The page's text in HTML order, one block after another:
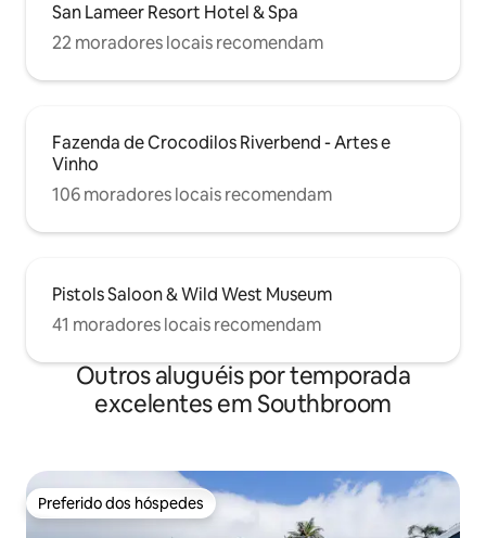
San Lameer Resort Hotel & Spa
22 moradores locais recomendam
Fazenda de Crocodilos Riverbend - Artes e
Vinho
106 moradores locais recomendam
Pistols Saloon & Wild West Museum
41 moradores locais recomendam
Outros aluguéis por temporada
excelentes em Southbroom
Preferido dos hóspedes
Preferido dos hóspedes